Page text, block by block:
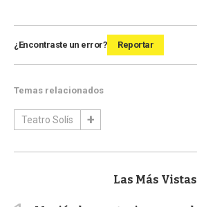
¿Encontraste un error? Reportar
Temas relacionados
Teatro Solís
Las Más Vistas